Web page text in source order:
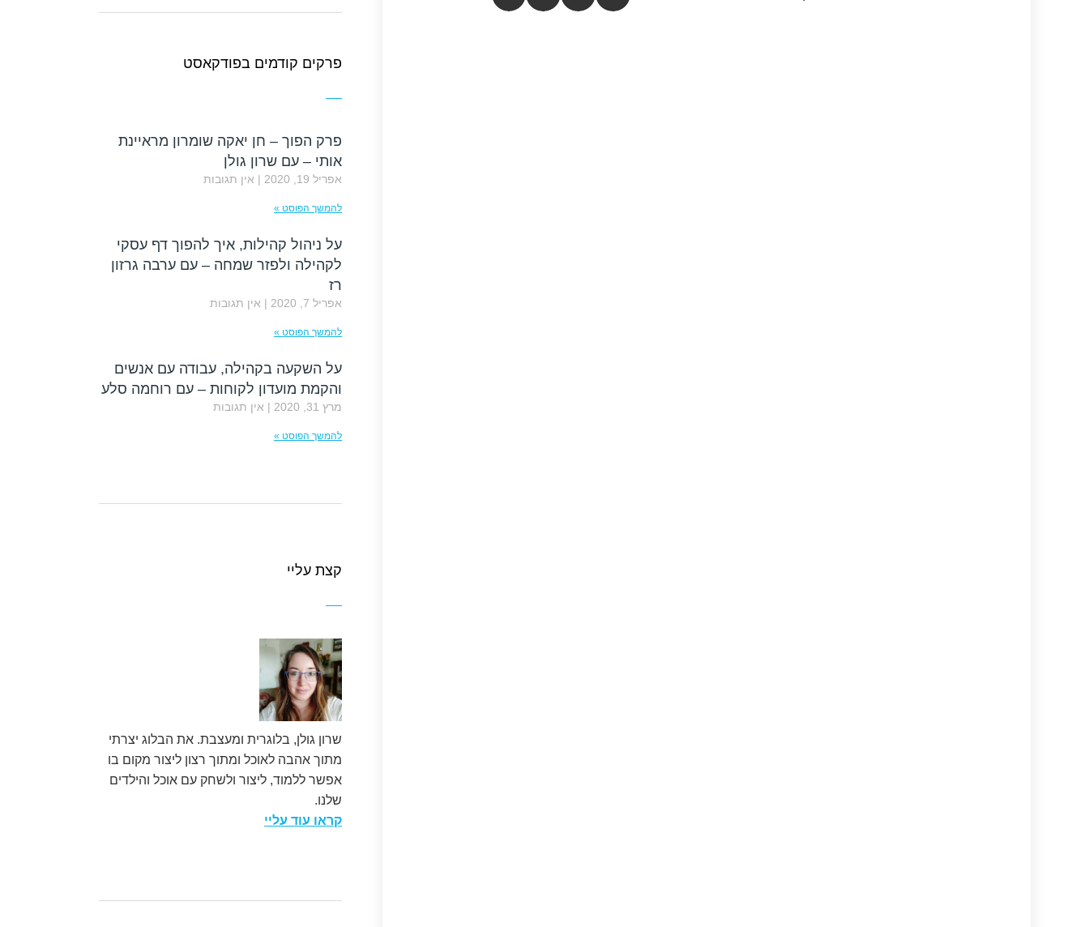
פרקים קודמים בפודקאסט
פרק הפוך – חן יאקה שומרון מראיינת
אותי – עם שרון גולן
אפריל 19, 2020 אין תגובות
להמשך הפוסט »
על ניהול קהילות, איך להפוך דף עסקי
לקהילה ולפזר שמחה – עם ערבה גרזון
רז
אפריל 7, 2020 אין תגובות
להמשך הפוסט »
על השקעה בקהילה, עבודה עם אנשים
והקמת מועדון לקוחות – עם רוחמה סלע
מרץ 31, 2020 אין תגובות
להמשך הפוסט »
קצת עליי
שרון גולן, בלוגרית ומעצבת. את הבלוג יצרתי
מתוך אהבה לאוכל ומתוך רצון ליצור מקום בו
אפשר ללמוד, ליצור ולשחק עם אוכל והילדים
שלנו.
קראו עוד עליי